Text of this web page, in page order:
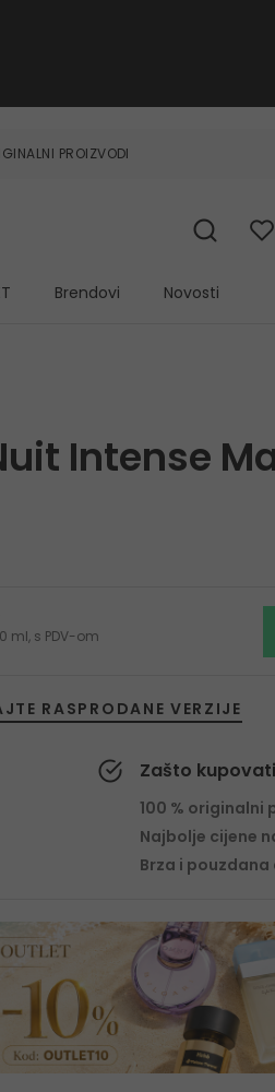
PROIZVODI
Brendovi Novosti
Intense
ml, s PDV-om
RASPRODANE VERZIJE
Zašto
100 % originalni
Najbolje cijene
Brza i